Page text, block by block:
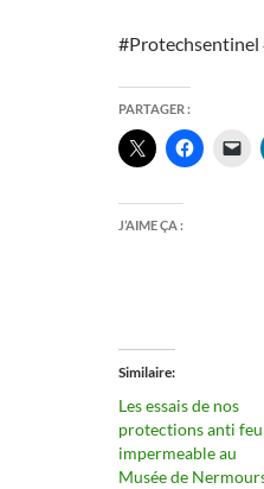
#Protechsentinel
PARTAGER :
J’AIME ÇA :
Similaire
Les essais de nos
protections anti
impermeable au
Musée de